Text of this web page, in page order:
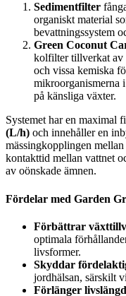
Sedimentfilter
organiskt material
bevattningssystem
Green Coconut
kolfilter tillverkat av
och vissa kemiska
mikroorganismerna
på känsliga växter.
Systemet har en maximal
(L/h) och innehåller en
mässingkopplingen
kontakttid mellan vattnet
av oönskade ämnen.
Fördelar med Garden
Förbättrar
optimala
livsformer.
Skyddar
jordhälsan, särskilt
Förlänger